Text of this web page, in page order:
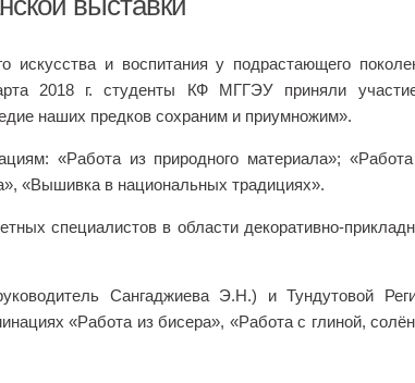
искусства и воспитания у подрастающего
2018 г. студенты КФ МГГЭУ приняли
наших предков сохраним и приумножим».
«Работа из природного материала»;
«Вышивка в национальных традициях».
специалистов в области декоративно-
Сангаджиева Э.Н.) и Тундутовой
«Работа из бисера», «Работа с глиной,